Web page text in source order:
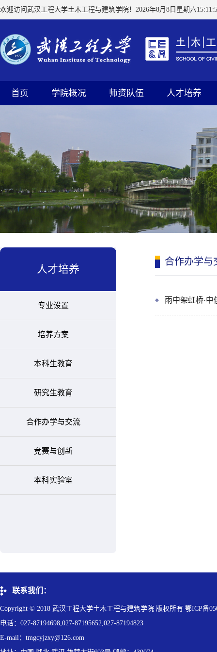
欢迎访问武汉工程大学土木工程与建筑学院！ 2026年8月8日星期六
首页 学院概况 师资队伍 人才培养
人才培养
专业设置
培养方案
本科生教育
研究生教育
合作办学与交流
竞赛与创新
本科实验室
合作办学与
雨中架虹桥·
联系我们：
Copyright © 2018 武汉工程大学土木工程与建筑学院 版权所有 鄂ICP备
电话：027-87194698,027-87195652,027-87194823
E-mail：tmgcyjzxy@126.com